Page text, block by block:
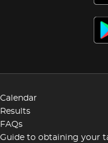
Calendar
Results
FAQs
Guide to obtaining your